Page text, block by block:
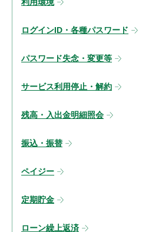
ログインID・各種パスワード
パスワード失念・変更等
サービス利用停止・解約
残高・入出金明細照会
振込・振替
ペイジー
定期貯金
ローン繰上返済